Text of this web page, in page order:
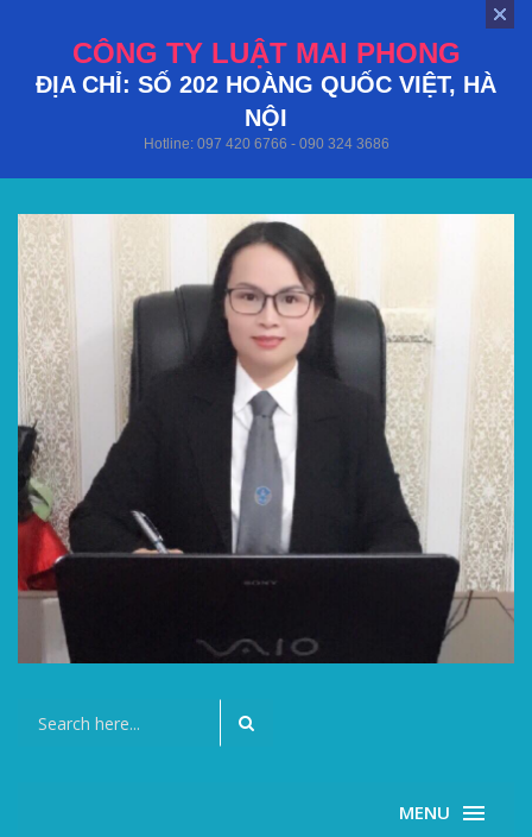
CÔNG TY LUẬT MAI PHONG
ĐỊA CHỈ: SỐ 202 HOÀNG QUỐC VIỆT, HÀ
NỘI
Hotline: 097 420 6766 - 090 324 3686
MENU